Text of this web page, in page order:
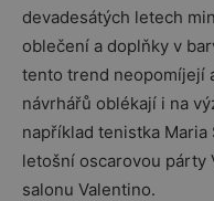
devadesátých letech
oblečení a doplňky v
tento trend neopomíjejí
návrhářů oblékají i na
například tenistka
letošní oscarovou párty
salonu Valentino.